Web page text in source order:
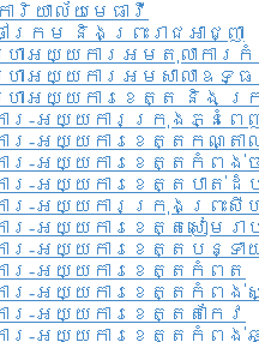
យាល័យ​មេធាវី​
រម និងព្រះរាជអាជ្ញា
ហាអយ្យការអមតុលាការ
ហាអយ្យការអមសាលាឧទ្
ហាអយ្យការខេត្ត និង ក្
ារ-អយ្យការក្រុងភ្នំពេ
ារ-អយ្យការខេត្តកណ្តា
ារ-អយ្យការខេត្តកំពង់ច
ារ-អយ្យការខេត្តបាត់ដំ
ារ-អយ្យការ​ក្រុងព្រះសី
រ-អយ្យការខេត្តសៀមរា
ារ-អយ្យការខេត្តបន្ទា
ារ-អយ្យការខេត្តកំពត
ារ-អយ្យការខេត្តកំពង់
រ-អយ្យការខេត្តតាកែវ
ារ-អយ្យការខេត្តកំពង់